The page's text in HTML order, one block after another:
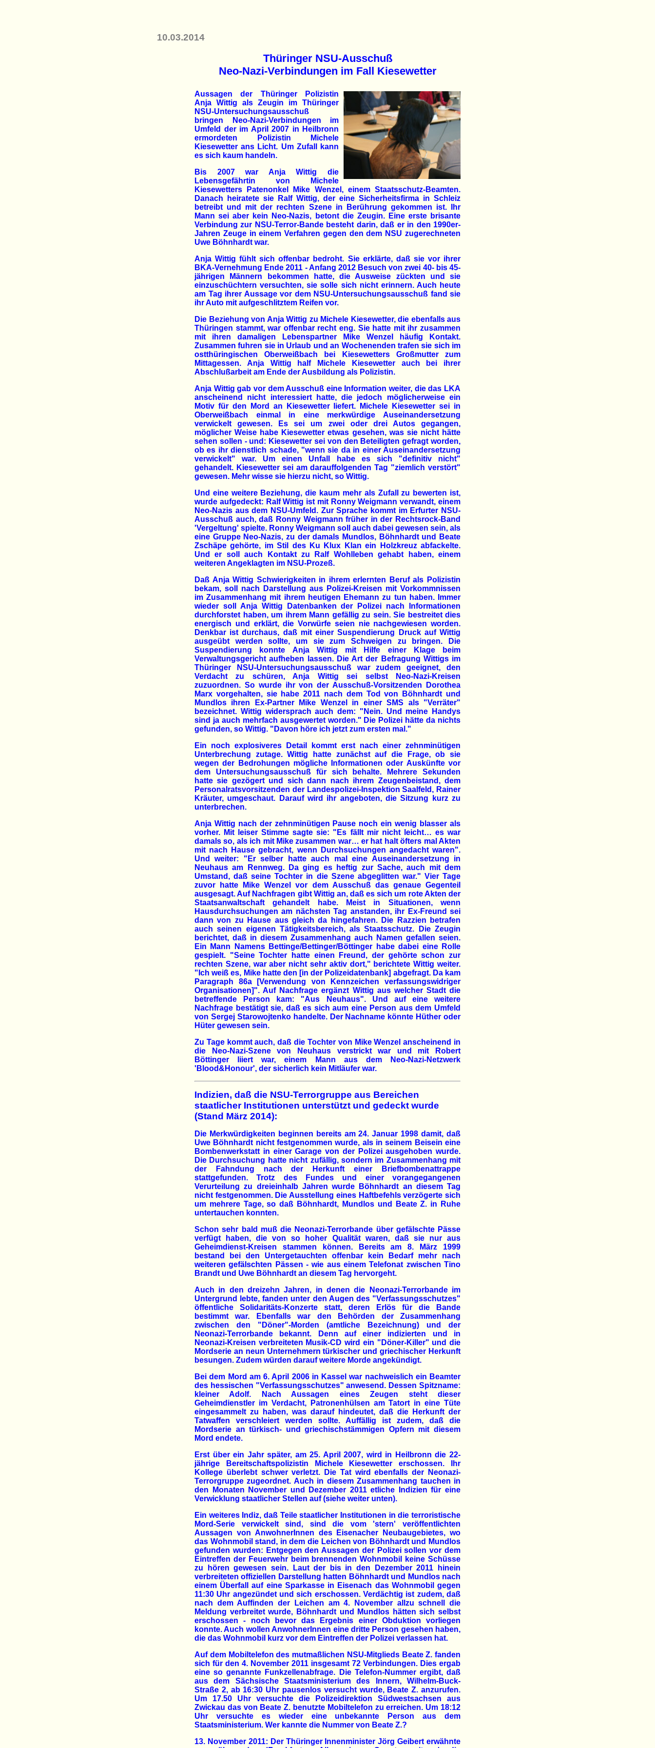
10.03.2014
Thüringer NSU-Ausschuß
Neo-Nazi-Verbindungen im Fall Kiesewetter
Aussagen der Thüringer Polizistin
Anja Wittig als Zeugin im Thüringer
NSU-Untersuchungsausschuß
bringen Neo-Nazi-Verbindungen im
Umfeld der im April 2007 in Heilbronn
ermordeten Polizistin Michele
Kiesewetter ans Licht. Um Zufall kann
es sich kaum handeln.
Bis 2007 war Anja Wittig die
Lebensgefährtin von Michele
Kiesewetters Patenonkel Mike Wenzel, einem Staatsschutz-Beamten.
Danach heiratete sie Ralf Wittig, der eine Sicherheitsfirma in Schleiz
betreibt und mit der rechten Szene in Berührung gekommen ist. Ihr
Mann sei aber kein Neo-Nazis, betont die Zeugin. Eine erste brisante
Verbindung zur NSU-Terror-Bande besteht darin, daß er in den 1990er-
Jahren Zeuge in einem Verfahren gegen den dem NSU zugerechneten
Uwe Böhnhardt war.
Anja Wittig fühlt sich offenbar bedroht. Sie erklärte, daß sie vor ihrer
BKA-Vernehmung Ende 2011 - Anfang 2012 Besuch von zwei 40- bis 45-
jährigen Männern bekommen hatte, die Ausweise zückten und sie
einzuschüchtern versuchten, sie solle sich nicht erinnern. Auch heute
am Tag ihrer Aussage vor dem NSU-Untersuchungsausschuß fand sie
ihr Auto mit aufgeschlitztem Reifen vor.
Die Beziehung von Anja Wittig zu Michele Kiesewetter, die ebenfalls aus
Thüringen stammt, war offenbar recht eng. Sie hatte mit ihr zusammen
mit ihren damaligen Lebenspartner Mike Wenzel häufig Kontakt.
Zusammen fuhren sie in Urlaub und an Wochenenden trafen sie sich im
ostthüringischen Oberweißbach bei Kiesewetters Großmutter zum
Mittagessen. Anja Wittig half Michele Kiesewetter auch bei ihrer
Abschlußarbeit am Ende der Ausbildung als Polizistin.
Anja Wittig gab vor dem Ausschuß eine Information weiter, die das LKA
anscheinend nicht interessiert hatte, die jedoch möglicherweise ein
Motiv für den Mord an Kiesewetter liefert. Michele Kiesewetter sei in
Oberweißbach einmal in eine merkwürdige Auseinandersetzung
verwickelt gewesen. Es sei um zwei oder drei Autos gegangen,
möglicher Weise habe Kiesewetter etwas gesehen, was sie nicht hätte
sehen sollen - und: Kiesewetter sei von den Beteiligten gefragt worden,
ob es ihr dienstlich schade, "wenn sie da in einer Auseinandersetzung
verwickelt" war. Um einen Unfall habe es sich "definitiv nicht"
gehandelt. Kiesewetter sei am darauffolgenden Tag "ziemlich verstört"
gewesen. Mehr wisse sie hierzu nicht, so Wittig.
Und eine weitere Beziehung, die kaum mehr als Zufall zu bewerten ist,
wurde aufgedeckt: Ralf Wittig ist mit Ronny Weigmann verwandt, einem
Neo-Nazis aus dem NSU-Umfeld. Zur Sprache kommt im Erfurter NSU-
Ausschuß auch, daß Ronny Weigmann früher in der Rechtsrock-Band
'Vergeltung' spielte. Ronny Weigmann soll auch dabei gewesen sein, als
eine Gruppe Neo-Nazis, zu der damals Mundlos, Böhnhardt und Beate
Zschäpe gehörte, im Stil des Ku Klux Klan ein Holzkreuz abfackelte.
Und er soll auch Kontakt zu Ralf Wohlleben gehabt haben, einem
weiteren Angeklagten im NSU-Prozeß.
Daß Anja Wittig Schwierigkeiten in ihrem erlernten Beruf als Polizistin
bekam, soll nach Darstellung aus Polizei-Kreisen mit Vorkommnissen
im Zusammenhang mit ihrem heutigen Ehemann zu tun haben. Immer
wieder soll Anja Wittig Datenbanken der Polizei nach Informationen
durchforstet haben, um ihrem Mann gefällig zu sein. Sie bestreitet dies
energisch und erklärt, die Vorwürfe seien nie nachgewiesen worden.
Denkbar ist durchaus, daß mit einer Suspendierung Druck auf Wittig
ausgeübt werden sollte, um sie zum Schweigen zu bringen. Die
Suspendierung konnte Anja Wittig mit Hilfe einer Klage beim
Verwaltungsgericht aufheben lassen. Die Art der Befragung Wittigs im
Thüringer NSU-Untersuchungsausschuß war zudem geeignet, den
Verdacht zu schüren, Anja Wittig sei selbst Neo-Nazi-Kreisen
zuzuordnen. So wurde ihr von der Ausschuß-Vorsitzenden Dorothea
Marx vorgehalten, sie habe 2011 nach dem Tod von Böhnhardt und
Mundlos ihren Ex-Partner Mike Wenzel in einer SMS als "Verräter"
bezeichnet. Wittig widersprach auch dem: "Nein. Und meine Handys
sind ja auch mehrfach ausgewertet worden." Die Polizei hätte da nichts
gefunden, so Wittig. "Davon höre ich jetzt zum ersten mal."
Ein noch explosiveres Detail kommt erst nach einer zehnminütigen
Unterbrechung zutage. Wittig hatte zunächst auf die Frage, ob sie
wegen der Bedrohungen mögliche Informationen oder Auskünfte vor
dem Untersuchungsausschuß für sich behalte. Mehrere Sekunden
hatte sie gezögert und sich dann nach ihrem Zeugenbeistand, dem
Personalratsvorsitzenden der Landespolizei-Inspektion Saalfeld, Rainer
Kräuter, umgeschaut. Darauf wird ihr angeboten, die Sitzung kurz zu
unterbrechen.
Anja Wittig nach der zehnminütigen Pause noch ein wenig blasser als
vorher. Mit leiser Stimme sagte sie: "Es fällt mir nicht leicht… es war
damals so, als ich mit Mike zusammen war… er hat halt öfters mal Akten
mit nach Hause gebracht, wenn Durchsuchungen angedacht waren".
Und weiter: "Er selber hatte auch mal eine Auseinandersetzung in
Neuhaus am Rennweg. Da ging es heftig zur Sache, auch mit dem
Umstand, daß seine Tochter in die Szene abgeglitten war." Vier Tage
zuvor hatte Mike Wenzel vor dem Ausschuß das genaue Gegenteil
ausgesagt. Auf Nachfragen gibt Wittig an, daß es sich um rote Akten der
Staatsanwaltschaft gehandelt habe. Meist in Situationen, wenn
Hausdurchsuchungen am nächsten Tag anstanden, ihr Ex-Freund sei
dann von zu Hause aus gleich da hingefahren. Die Razzien betrafen
auch seinen eigenen Tätigkeitsbereich, als Staatsschutz. Die Zeugin
berichtet, daß in diesem Zusammenhang auch Namen gefallen seien.
Ein Mann Namens Bettinge/Bettinger/Böttinger habe dabei eine Rolle
gespielt. "Seine Tochter hatte einen Freund, der gehörte schon zur
rechten Szene, war aber nicht sehr aktiv dort," berichtete Wittig weiter.
"Ich weiß es, Mike hatte den [in der Polizeidatenbank] abgefragt. Da kam
Paragraph 86a [Verwendung von Kennzeichen verfassungswidriger
Organisationen]". Auf Nachfrage ergänzt Wittig aus welcher Stadt die
betreffende Person kam: "Aus Neuhaus". Und auf eine weitere
Nachfrage bestätigt sie, daß es sich aum eine Person aus dem Umfeld
von Sergej Starowojtenko handelte. Der Nachname könnte Hüther oder
Hüter gewesen sein.
Zu Tage kommt auch, daß die Tochter von Mike Wenzel anscheinend in
die Neo-Nazi-Szene von Neuhaus verstrickt war und mit Robert
Böttinger liiert war, einem Mann aus dem Neo-Nazi-Netzwerk
'Blood&Honour', der sicherlich kein Mitläufer war.
Indizien, daß die NSU-Terrorgruppe aus Bereichen
staatlicher Institutionen unterstützt und gedeckt wurde
(Stand März 2014):
Die Merkwürdigkeiten beginnen bereits am 24. Januar 1998 damit, daß
Uwe Böhnhardt nicht festgenommen wurde, als in seinem Beisein eine
Bombenwerkstatt in einer Garage von der Polizei ausgehoben wurde.
Die Durchsuchung hatte nicht zufällig, sondern im Zusammenhang mit
der Fahndung nach der Herkunft einer Briefbombenattrappe
stattgefunden. Trotz des Fundes und einer vorangegangenen
Verurteilung zu dreieinhalb Jahren wurde Böhnhardt an diesem Tag
nicht festgenommen. Die Ausstellung eines Haftbefehls verzögerte sich
um mehrere Tage, so daß Böhnhardt, Mundlos und Beate Z. in Ruhe
untertauchen konnten.
Schon sehr bald muß die Neonazi-Terrorbande über gefälschte Pässe
verfügt haben, die von so hoher Qualität waren, daß sie nur aus
Geheimdienst-Kreisen stammen können. Bereits am 8. März 1999
bestand bei den Untergetauchten offenbar kein Bedarf mehr nach
weiteren gefälschten Pässen - wie aus einem Telefonat zwischen Tino
Brandt und Uwe Böhnhardt an diesem Tag hervorgeht.
Auch in den dreizehn Jahren, in denen die Neonazi-Terrorbande im
Untergrund lebte, fanden unter den Augen des "Verfassungsschutzes"
öffentliche Solidaritäts-Konzerte statt, deren Erlös für die Bande
bestimmt war. Ebenfalls war den Behörden der Zusammenhang
zwischen den "Döner"-Morden (amtliche Bezeichnung) und der
Neonazi-Terrorbande bekannt. Denn auf einer indizierten und in
Neonazi-Kreisen verbreiteten Musik-CD wird ein "Döner-Killer" und die
Mordserie an neun Unternehmern türkischer und griechischer Herkunft
besungen. Zudem würden darauf weitere Morde angekündigt.
Bei dem Mord am 6. April 2006 in Kassel war nachweislich ein Beamter
des hessischen "Verfassungsschutzes" anwesend. Dessen Spitzname:
kleiner Adolf. Nach Aussagen eines Zeugen steht dieser
Geheimdienstler im Verdacht, Patronenhülsen am Tatort in eine Tüte
eingesammelt zu haben, was darauf hindeutet, daß die Herkunft der
Tatwaffen verschleiert werden sollte. Auffällig ist zudem, daß die
Mordserie an türkisch- und griechischstämmigen Opfern mit diesem
Mord endete.
Erst über ein Jahr später, am 25. April 2007, wird in Heilbronn die 22-
jährige Bereitschaftspolizistin Michele Kiesewetter erschossen. Ihr
Kollege überlebt schwer verletzt. Die Tat wird ebenfalls der Neonazi-
Terrorgruppe zugeordnet. Auch in diesem Zusammenhang tauchen in
den Monaten November und Dezember 2011 etliche Indizien für eine
Verwicklung staatlicher Stellen auf (siehe weiter unten).
Ein weiteres Indiz, daß Teile staatlicher Institutionen in die terroristische
Mord-Serie verwickelt sind, sind die vom 'stern' veröffentlichten
Aussagen von AnwohnerInnen des Eisenacher Neubaugebietes, wo
das Wohnmobil stand, in dem die Leichen von Böhnhardt und Mundlos
gefunden wurden: Entgegen den Aussagen der Polizei sollen vor dem
Eintreffen der Feuerwehr beim brennenden Wohnmobil keine Schüsse
zu hören gewesen sein. Laut der bis in den Dezember 2011 hinein
verbreiteten offiziellen Darstellung hatten Böhnhardt und Mundlos nach
einem Überfall auf eine Sparkasse in Eisenach das Wohnmobil gegen
11:30 Uhr angezündet und sich erschossen. Verdächtig ist zudem, daß
nach dem Auffinden der Leichen am 4. November allzu schnell die
Meldung verbreitet wurde, Böhnhardt und Mundlos hätten sich selbst
erschossen - noch bevor das Ergebnis einer Obduktion vorliegen
konnte. Auch wollen AnwohnerInnen eine dritte Person gesehen haben,
die das Wohnmobil kurz vor dem Eintreffen der Polizei verlassen hat.
Auf dem Mobiltelefon des mutmaßlichen NSU-Mitglieds Beate Z. fanden
sich für den 4. November 2011 insgesamt 72 Verbindungen. Dies ergab
eine so genannte Funkzellenabfrage. Die Telefon-Nummer ergibt, daß
aus dem Sächsische Staatsministerium des Innern, Wilhelm-Buck-
Straße 2, ab 16:30 Uhr pausenlos versucht wurde, Beate Z. anzurufen.
Um 17.50 Uhr versuchte die Polizeidirektion Südwestsachsen aus
Zwickau das von Beate Z. benutzte Mobiltelefon zu erreichen. Um 18:12
Uhr versuchte es wieder eine unbekannte Person aus dem
Staatsministerium. Wer kannte die Nummer von Beate Z.?
13. November 2011: Der Thüringer Innenminister Jörg Geibert erwähnte